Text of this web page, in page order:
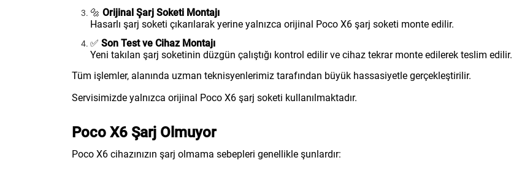
🔩 Orijinal Şarj Soketi Montajı
Hasarlı şarj soketi çıkarılarak yerine yalnızca orijinal Poco X6 şarj soketi monte edilir.
✅ Son Test ve Cihaz Montajı
Yeni takılan şarj soketinin düzgün çalıştığı kontrol edilir ve cihaz tekrar monte edilerek teslim edilir.
Tüm işlemler, alanında uzman teknisyenlerimiz tarafından büyük hassasiyetle gerçekleştirilir.
Servisimizde yalnızca orijinal Poco X6 şarj soketi kullanılmaktadır.
Poco X6 Şarj Olmuyor
Poco X6 cihazınızın şarj olmama sebepleri genellikle şunlardır: